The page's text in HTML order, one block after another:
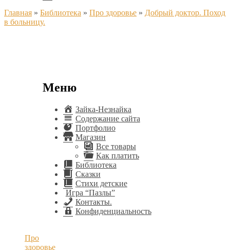
Главная » Библиотека » Про здоровье » Добрый доктор. Поход
в больницу.
Меню
Зайка-Незнайка
Содержание сайта
Портфолио
Магазин
Все товары
Как платить
Библиотека
Сказки
Стихи детские
Игра “Пазлы”
Контакты.
Конфиденциальность
Про
здоровье